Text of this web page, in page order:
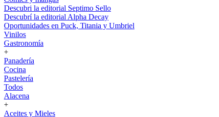
Descubri la editorial Septimo Sello
Descubrí la editorial Alpha Decay
Oportunidades en Puck, Titania y Umbriel
Vinilos
Gastronomía
+
Panadería
Cocina
Pastelería
Todos
Alacena
+
Aceites y Mieles